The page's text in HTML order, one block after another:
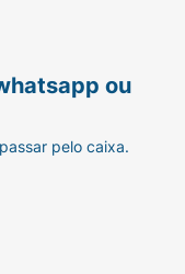
ou
pelo caixa.